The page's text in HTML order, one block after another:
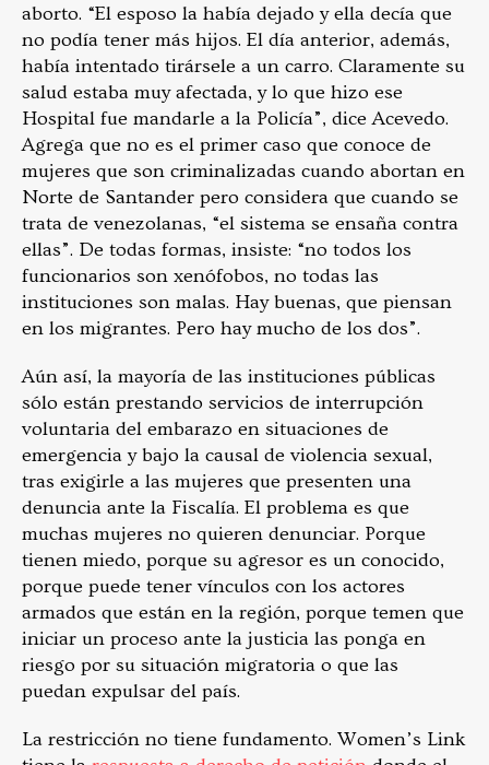
aborto. “El esposo la había dejado y ella decía que
no podía tener más hijos. El día anterior, además,
había intentado tirársele a un carro. Claramente su
salud estaba muy afectada, y lo que hizo ese
Hospital fue mandarle a la Policía”, dice Acevedo.
Agrega que no es el primer caso que conoce de
mujeres que son criminalizadas cuando abortan en
Norte de Santander pero considera que cuando se
trata de venezolanas, “el sistema se ensaña contra
ellas”. De todas formas, insiste: “no todos los
funcionarios son xenófobos, no todas las
instituciones son malas. Hay buenas, que piensan
en los migrantes. Pero hay mucho de los dos”.
Aún así, la mayoría de las instituciones públicas
sólo están prestando servicios de interrupción
voluntaria del embarazo en situaciones de
emergencia y bajo la causal de violencia sexual,
tras exigirle a las mujeres que presenten una
denuncia ante la Fiscalía. El problema es que
muchas mujeres no quieren denunciar. Porque
tienen miedo, porque su agresor es un conocido,
porque puede tener vínculos con los actores
armados que están en la región, porque temen que
iniciar un proceso ante la justicia las ponga en
riesgo por su situación migratoria o que las
puedan expulsar del país.
La restricción no tiene fundamento. Women’s Link